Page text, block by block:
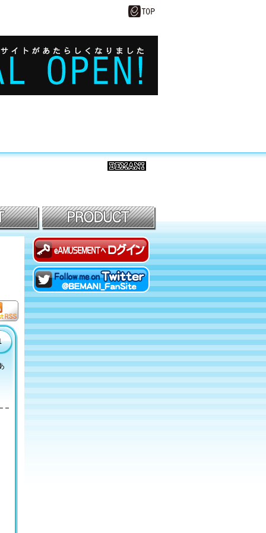
eAMUSEMENTにログイン
Twitterでファンサイトアカ
ウントをフォロー！
RS